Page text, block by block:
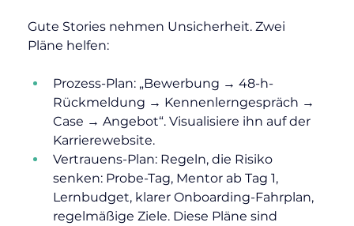
Gute Stories nehmen Unsicherheit. Zwei
Pläne helfen:
Prozess-Plan: „Bewerbung → 48-h-
Rückmeldung → Kennenlerngespräch →
Case → Angebot“. Visualisiere ihn auf der
Karrierewebsite.
Vertrauens-Plan: Regeln, die Risiko
senken: Probe-Tag, Mentor ab Tag 1,
Lernbudget, klarer Onboarding-Fahrplan,
regelmäßige Ziele. Diese Pläne sind